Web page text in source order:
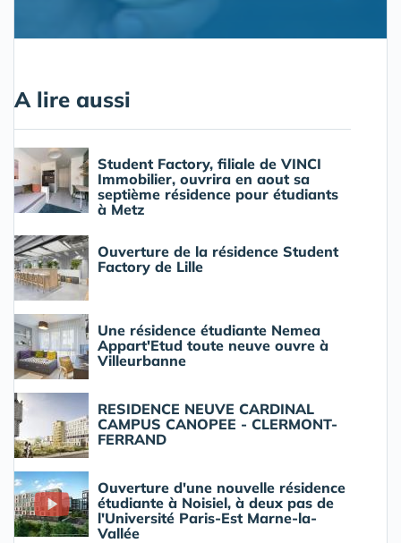
A lire aussi
Student Factory, filiale de VINCI
Immobilier, ouvrira en aout sa
septième résidence pour étudiants
à Metz
Ouverture de la résidence Student
Factory de Lille
Une résidence étudiante Nemea
Appart'Etud toute neuve ouvre à
Villeurbanne
RESIDENCE NEUVE CARDINAL
CAMPUS CANOPEE - CLERMONT-
FERRAND
Ouverture d'une nouvelle résidence
étudiante à Noisiel, à deux pas de
l'Université Paris-Est Marne-la-
Vallée